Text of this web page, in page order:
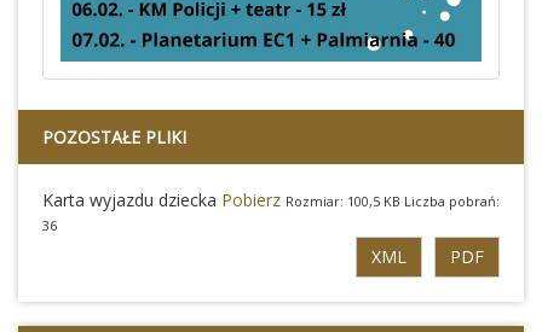
POZOSTAŁE PLIKI
Karta wyjazdu dziecka Pobierz Rozmiar: 100,5 KB Liczba pobrań:
36
PDF
XML